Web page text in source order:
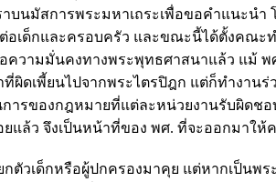
บนมัสการพระมหาเถระเพื่อขอคำแนะนำ
ต่อเด็กและครอบครัว และขณะนี้ได้ตั้งคณ
ความมั่นคงทางพระพุทธศาสนาแล้ว แม้ พ
ดเพี้ยนไปจากพระไตรปิฎก แต่ก็ทำงานร่
ารของกฎหมายที่แต่ละหน่วยงานรับผิดชอ
แล้ว จึงเป็นหน้าที่ของ พศ. ที่จะออกมาให้
ตัวเด็กหรือผู้ปกครองมาคุย แต่หากเป็นพ